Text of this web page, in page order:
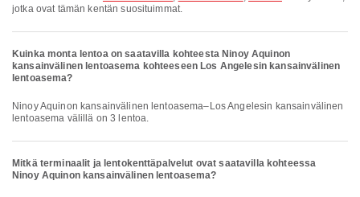
jotka ovat tämän kentän suosituimmat.
Kuinka monta lentoa on saatavilla kohteesta Ninoy Aquinon
kansainvälinen lentoasema kohteeseen Los Angelesin kansainvälinen
lentoasema?
Ninoy Aquinon kansainvälinen lentoasema–Los Angelesin kansainvälinen
lentoasema välillä on 3 lentoa.
Mitkä terminaalit ja lentokenttäpalvelut ovat saatavilla kohteessa
Ninoy Aquinon kansainvälinen lentoasema?